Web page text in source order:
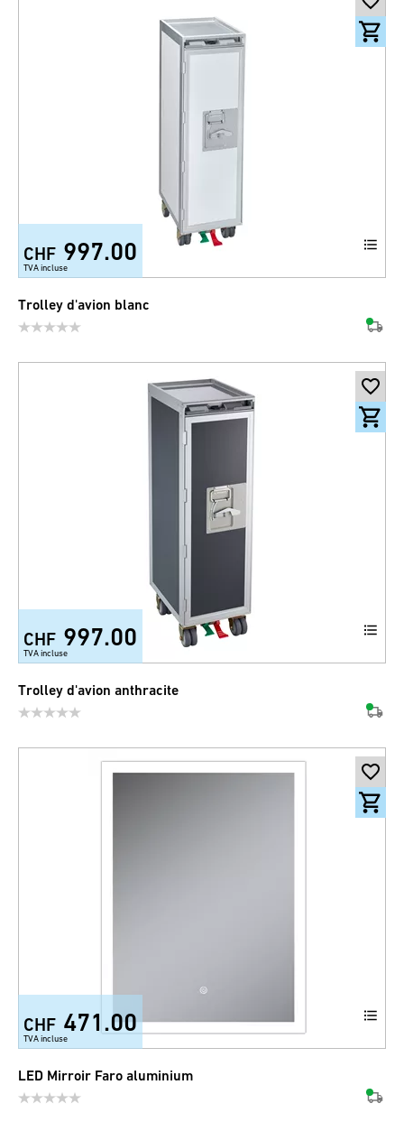
CHF 997.00
TVA incluse
Trolley d'avion blanc
CHF 997.00
TVA incluse
Trolley d'avion anthracite
CHF 471.00
TVA incluse
LED Mirroir Faro aluminium